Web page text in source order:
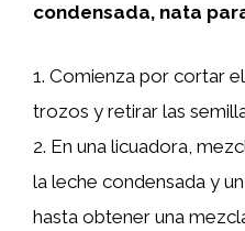
condensada, nata
1. Comienza por cortar el
trozos y retirar las
2. En una licuadora,
la leche condensada y
hasta obtener una